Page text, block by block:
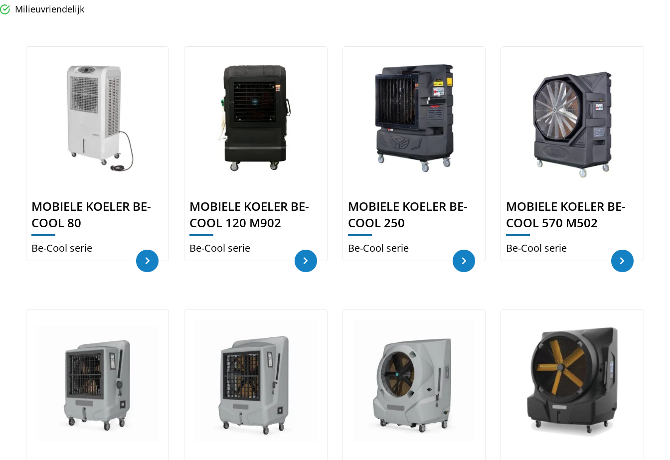
Milieuvriendelijk
MOBIELE KOELER BE-
COOL 80
Be-Cool serie
MOBIELE KOELER BE-
COOL 120 M902
Be-Cool serie
MOBIELE KOELER BE-
COOL 250
Be-Cool serie
MOBIELE KOELER BE-
COOL 570 M502
Be-Cool serie